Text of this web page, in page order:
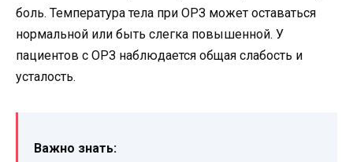
боль. Температура тела при ОРЗ может оставаться
нормальной или быть слегка повышенной. У
пациентов с ОРЗ наблюдается общая слабость и
усталость.
Важно знать: